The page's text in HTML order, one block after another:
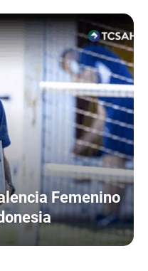
Femenino